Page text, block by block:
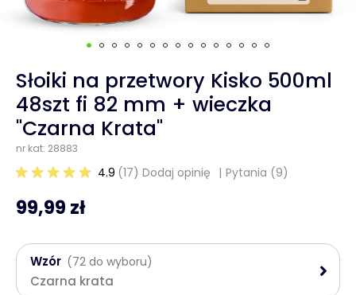
Słoiki na przetwory Kisko 500ml
48szt fi 82 mm + wieczka
"Czarna Krata"
nr kat: 28883
4.9 (17) Dodaj opinię Pytania (9)
99,99 zł
Wzór (72 do wyboru)
Czarna krata